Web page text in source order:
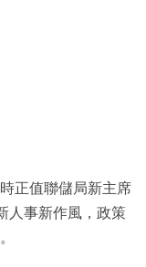
正值聯儲局新主席
人事新作風，政策